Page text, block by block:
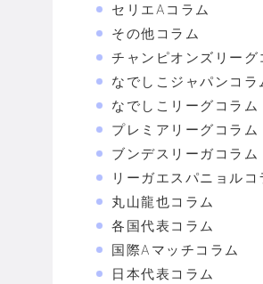
セリエAコラム
その他コラム
チャンピオンズリーグ
なでしこジャパンコラ
なでしこリーグコラム
プレミアリーグコラム
ブンデスリーガコラム
リーガエスパニョルコ
丸山龍也コラム
各国代表コラム
国際Aマッチコラム
日本代表コラム